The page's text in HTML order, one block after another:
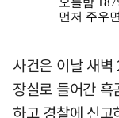
사건은 이날 새
장실로 들어간
하고 경찰에 신